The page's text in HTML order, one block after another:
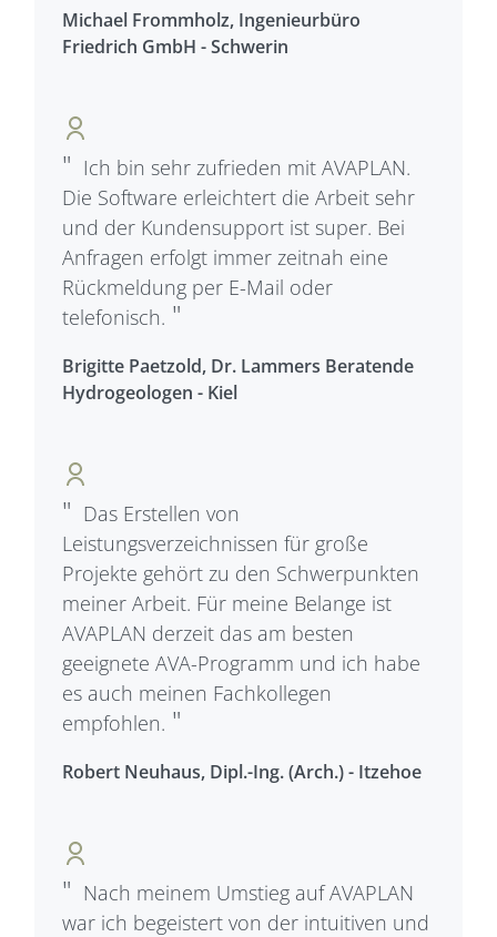
Michael Frommholz, Ingenieurbüro
Friedrich GmbH - Schwerin
Ich bin sehr zufrieden mit AVAPLAN.
Die Software erleichtert die Arbeit sehr
und der Kundensupport ist super. Bei
Anfragen erfolgt immer zeitnah eine
Rückmeldung per E-Mail oder
telefonisch.
Brigitte Paetzold, Dr. Lammers Beratende
Hydrogeologen - Kiel
Das Erstellen von
Leistungsverzeichnissen für große
Projekte gehört zu den Schwerpunkten
meiner Arbeit. Für meine Belange ist
AVAPLAN derzeit das am besten
geeignete AVA-Programm und ich habe
es auch meinen Fachkollegen
empfohlen.
Robert Neuhaus, Dipl.-Ing. (Arch.) - Itzehoe
Nach meinem Umstieg auf AVAPLAN
war ich begeistert von der intuitiven und